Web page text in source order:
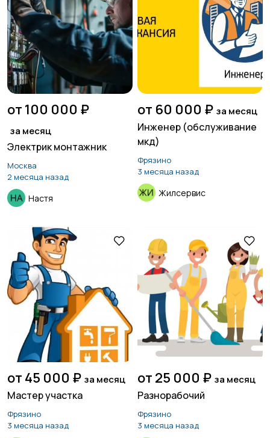
от 100 000 ₽
за месяц
Электрик монтажник
Москва
2 месяца назад
Настя
от 60 000 ₽ за месяц
Инженер (обслуживание
мкд)
Фрязино
3 месяца назад
Жилсервис
от 45 000 ₽ за месяц
Мастер участка
Фрязино
3 месяца назад
от 25 000 ₽ за месяц
Разнорабочий
Фрязино
3 месяца назад